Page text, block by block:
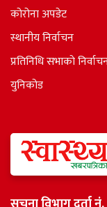
कोरोना अपडेट
स्थानीय निर्वाचन
प्रतिनिधि सभाकाे
युनिकोड